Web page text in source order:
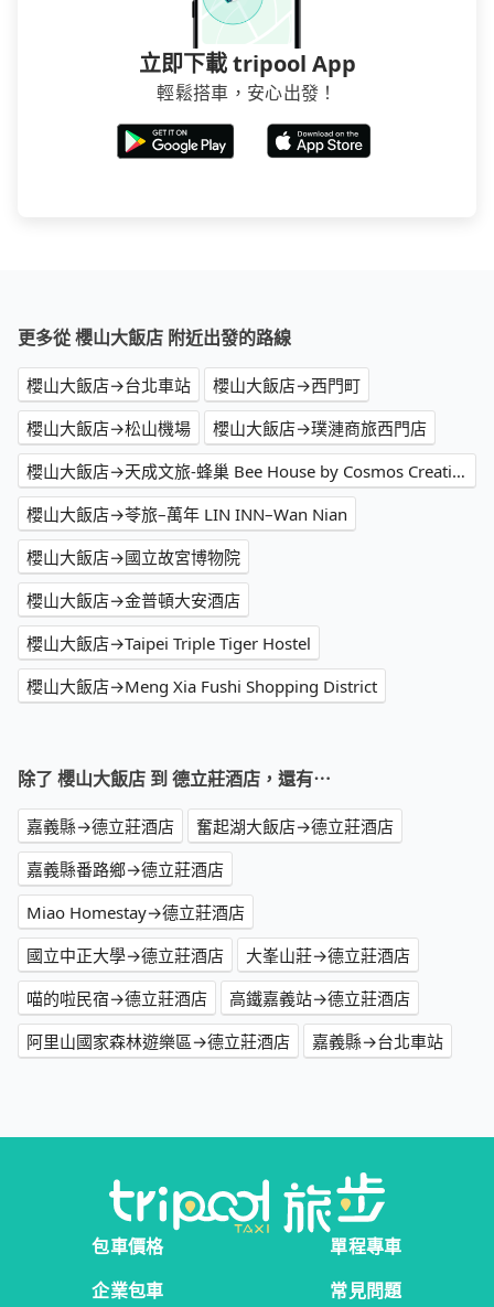
立即下載 tripool App
輕鬆搭車，安心出發！
更多從 櫻山大飯店 附近出發的路線
櫻山大飯店→台北車站
櫻山大飯店→西門町
櫻山大飯店→松山機場
櫻山大飯店→璞漣商旅西門店
櫻山大飯店→天成文旅-蜂巢 Bee House by Cosmos Creation
櫻山大飯店→苓旅–萬年 LIN INN–Wan Nian
櫻山大飯店→國立故宮博物院
櫻山大飯店→金普頓大安酒店
櫻山大飯店→Taipei Triple Tiger Hostel
櫻山大飯店→Meng Xia Fushi Shopping District
除了 櫻山大飯店 到 德立莊酒店，還有⋯
嘉義縣→德立莊酒店
奮起湖大飯店→德立莊酒店
嘉義縣番路鄉→德立莊酒店
Miao Homestay→德立莊酒店
國立中正大學→德立莊酒店
大峯山莊→德立莊酒店
喵的啦民宿→德立莊酒店
高鐵嘉義站→德立莊酒店
阿里山國家森林遊樂區→德立莊酒店
嘉義縣→台北車站
包車價格
單程專車
企業包車
常見問題